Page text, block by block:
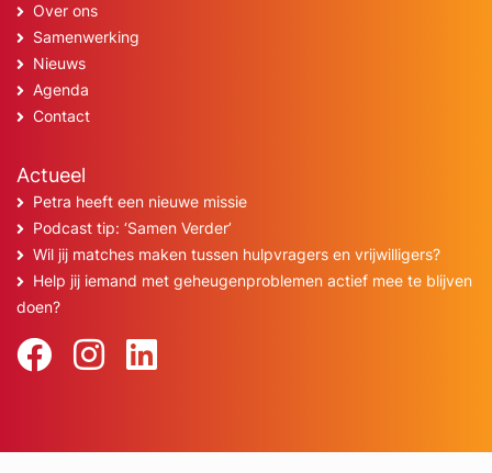
Over ons
Samenwerking
Nieuws
Agenda
Contact
Actueel
Petra heeft een nieuwe missie
Podcast tip: ‘Samen Verder’
Wil jij matches maken tussen hulpvragers en vrijwilligers?
Help jij iemand met geheugenproblemen actief mee te blijven
doen?